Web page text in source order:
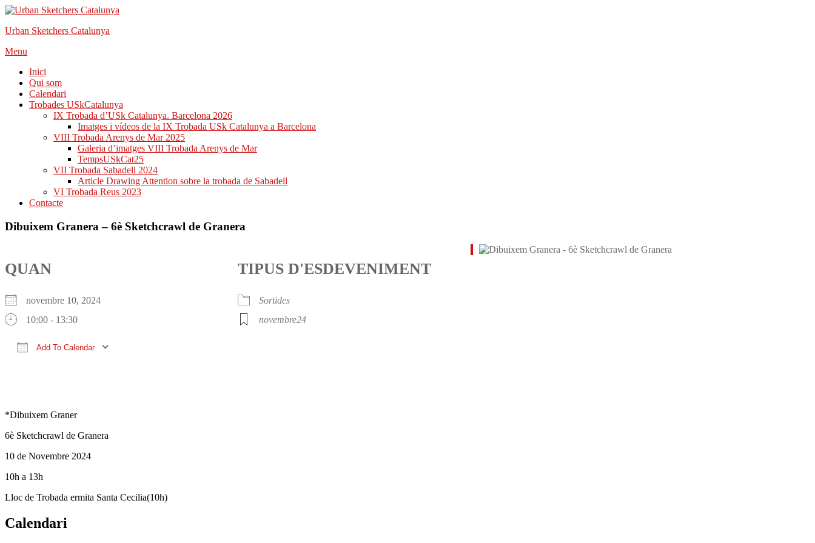
Urban Sketchers Catalunya
Skip
content
Menu
Inici
Qui som
Calendari
Trobades USkCatalunya
IX Trobada d’USk Catalunya. Barcelona 2026
Imatges i vídeos de la IX Trobada USk Catalunya a Barcelona
VIII Trobada Arenys de Mar 2025
Galeria d’imatges VIII Trobada Arenys de Mar
TempsUSkCat25
VII Trobada Sabadell 2024
Article Drawing Attention sobre la trobada de Sabadell
VI Trobada Reus 2023
Contacte
Dibuixem Granera – 6è Sketchcrawl de Granera
QUAN
novembre 10, 2024
10:00 - 13:30
Add To Calendar
TIPUS D'ESDEVENIMENT
Sortides
novembre24
*Dibuixem Graner
6è Sketchcrawl de Granera
10 de Novembre 2024
10h a 13h
Lloc de Trobada ermita Santa Cecilia(10h)
Calendari